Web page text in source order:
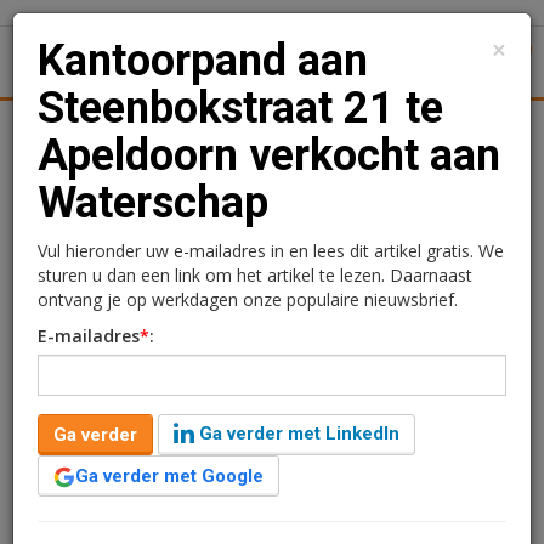
Juridisch | Fiscaal Transacties Werk
Kantoorpand aan
Steenbokstraat 21 te
Apeldoorn verkocht aan
Waterschap
Rogier Hentenaar
4 juli 2019 om 10:25
1 minuut leestijd
Het kantoorpand aan de Steenbokstraat 21 te
×
Kantoorpand aan
Steenbokstraat 21 te
Apeldoorn verkocht aan
Waterschap
Vul hieronder uw e-mailadres in en lees dit artikel gratis. We
sturen u dan een link om het artikel te lezen. Daarnaast
ontvang je op werkdagen onze populaire nieuwsbrief.
E-mailadres*:
Ga verder
Ga verder met LinkedIn
Ga verder met Google